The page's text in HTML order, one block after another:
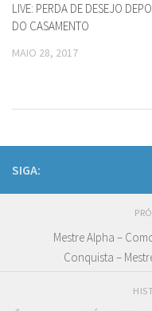
LIVE: PERDA DE DESEJO
DO CASAMENTO
MAIO 28, 2017
SIGA:
Mestre Alpha –
Conquista –